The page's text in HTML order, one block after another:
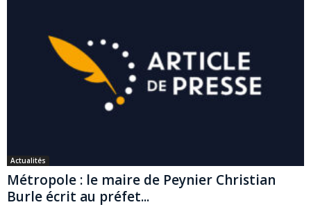
Actualités
Métropole : le maire de Peynier Christian
Burle écrit au préfet...